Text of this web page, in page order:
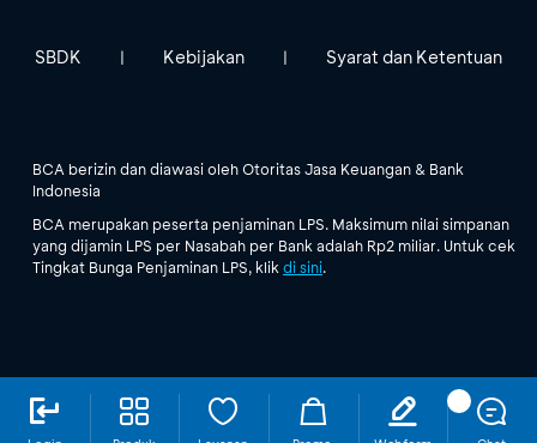
SBDK | Kebijakan | Syarat dan Ketentuan
BCA berizin dan diawasi oleh Otoritas Jasa Keuangan & Bank
Indonesia
BCA merupakan peserta penjaminan LPS. Maksimum nilai simpanan
yang dijamin LPS per Nasabah per Bank adalah Rp2 miliar. Untuk cek
Tingkat Bunga Penjaminan LPS, klik di sini.